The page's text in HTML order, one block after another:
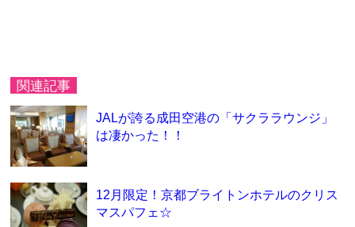
関連記事
JALが誇る成田空港の「サクララウンジ」
は凄かった！！
12月限定！京都ブライトンホテルのクリス
マスパフェ☆